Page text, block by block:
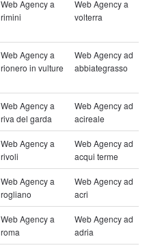
Web Agency a
rimini
Web Agency a
volterra
Web Agency a
rionero in vulture
Web Agency ad
abbiategrasso
Web Agency a
riva del garda
Web Agency ad
acireale
Web Agency a
rivoli
Web Agency ad
acqui terme
Web Agency a
rogliano
Web Agency ad
acri
Web Agency a
roma
Web Agency ad
adria